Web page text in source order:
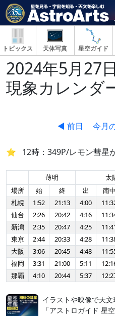
トピックス 天体写真 星空ガイド
2024年5月27
現象カレンダ
◀ 前日 今月
12時：349P/レモン彗星
薄明 太
場所
始 終 出 南中
札幌
1:52 21:13 4:00
仙台
2:26 20:42 4:16
新潟
2:35 20:47 4:25
東京
2:44 20:33 4:28
大阪
3:06 20:45 4:48
福岡
3:31 21:00 5:11
那覇
4:10 20:44 5:37
イラストや映像で天文
「アストロガイド 星空